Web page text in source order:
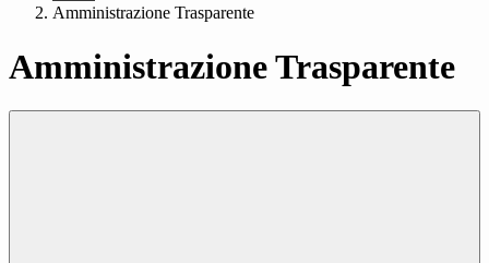
Amministrazione Trasparente
Amministrazione Trasparente